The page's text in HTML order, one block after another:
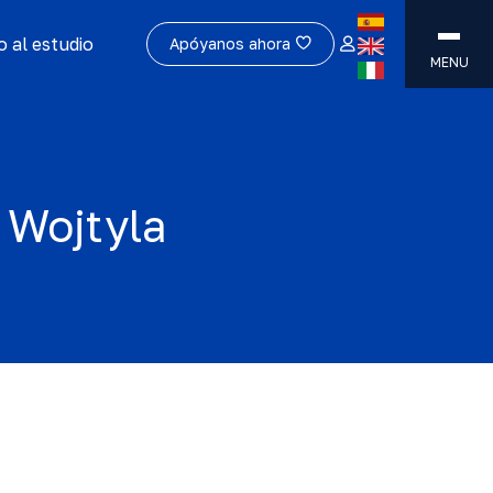
al estudio Apóyanos ahora
MENU